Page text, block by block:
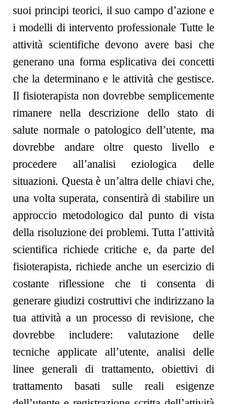
suoi principi teorici, il suo campo d’azione e
i modelli di intervento professionale Tutte le
attività scientifiche devono avere basi che
generano una forma esplicativa dei concetti
che la determinano e le attività che gestisce.
Il fisioterapista non dovrebbe semplicemente
rimanere nella descrizione dello stato di
salute normale o patologico dell’utente, ma
dovrebbe andare oltre questo livello e
procedere all’analisi eziologica delle
situazioni. Questa è un’altra delle chiavi che,
una volta superata, consentirà di stabilire un
approccio metodologico dal punto di vista
della risoluzione dei problemi. Tutta l’attività
scientifica richiede critiche e, da parte del
fisioterapista, richiede anche un esercizio di
costante riflessione che ti consenta di
generare giudizi costruttivi che indirizzano la
tua attività a un processo di revisione, che
dovrebbe includere: valutazione delle
tecniche applicate all’utente, analisi delle
linee generali di trattamento, obiettivi di
trattamento basati sulle reali esigenze